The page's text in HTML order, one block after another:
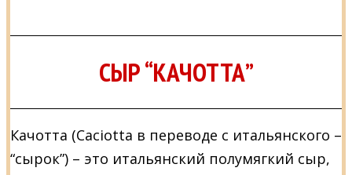
СЫР “КАЧОТТА”
Качотта (Caciotta в переводе с итальянского –
“сырок”) – это итальянский полумягкий сыр,